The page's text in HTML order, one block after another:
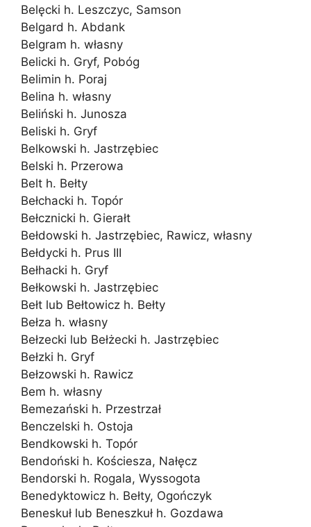
Belęcki h. Leszczyc, Samson
Belgard h. Abdank
Belgram h. własny
Belicki h. Gryf, Pobóg
Belimin h. Poraj
Belina h. własny
Beliński h. Junosza
Beliski h. Gryf
Belkowski h. Jastrzębiec
Belski h. Przerowa
Belt h. Bełty
Bełchacki h. Topór
Bełcznicki h. Gierałt
Bełdowski h. Jastrzębiec, Rawicz, własny
Bełdycki h. Prus III
Bełhacki h. Gryf
Bełkowski h. Jastrzębiec
Bełt lub Bełtowicz h. Bełty
Bełza h. własny
Bełzecki lub Bełżecki h. Jastrzębiec
Bełzki h. Gryf
Bełzowski h. Rawicz
Bem h. własny
Bemezański h. Przestrzał
Benczelski h. Ostoja
Bendkowski h. Topór
Bendoński h. Kościesza, Nałęcz
Bendorski h. Rogala, Wyssogota
Benedyktowicz h. Bełty, Ogończyk
Beneskuł lub Beneszkuł h. Gozdawa